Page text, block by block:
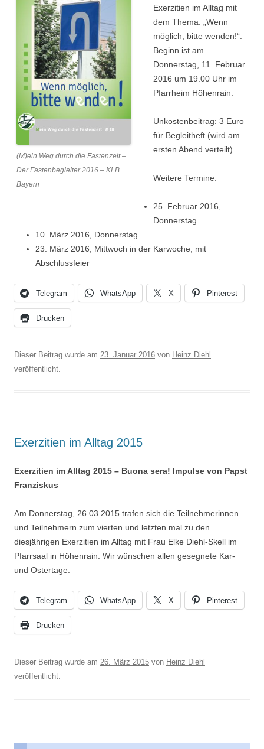
(M)ein Weg durch die Fastenzeit –
Der Fastenbegleiter 2016 – KLB
Bayern
Exerzitien im Alltag mit
dem Thema: „Wenn
möglich, bitte wenden!“.
Beginn ist am
Donnerstag, 11. Februar
2016 um 19.00 Uhr im
Pfarrheim Höhenrain.
Unkostenbeitrag: 3 Euro
für Begleitheft (wird am
ersten Abend verteilt)
Weitere Termine:
25. Februar 2016,
Donnerstag
10. März 2016, Donnerstag
23. März 2016, Mittwoch in der Karwoche, mit
Abschlussfeier
Telegram WhatsApp X Pinterest
Drucken
Dieser Beitrag wurde am 23. Januar 2016 von Heinz Diehl
veröffentlicht.
Exerzitien im Alltag 2015
Exerzitien im Alltag 2015 – Buona sera! Impulse von Papst
Franziskus
Am Donnerstag, 26.03.2015 trafen sich die Teilnehmerinnen
und Teilnehmern zum vierten und letzten mal zu den
diesjährigen Exerzitien im Alltag mit Frau Elke Diehl-Skell im
Pfarrsaal in Höhenrain. Wir wünschen allen gesegnete Kar-
und Ostertage.
Telegram WhatsApp X Pinterest
Drucken
Dieser Beitrag wurde am 26. März 2015 von Heinz Diehl
veröffentlicht.